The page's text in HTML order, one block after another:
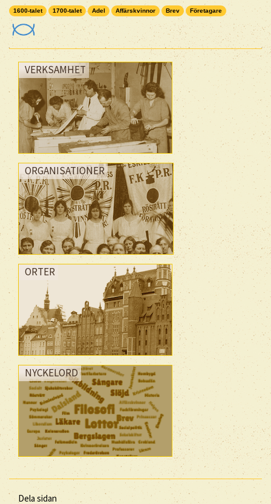
1600-talet 1700-talet Adel Affärskvinnor Brev Företagare
VERKSAMHET
ORGANISATIONER
ORTER
NYCKELORD
Dela sidan